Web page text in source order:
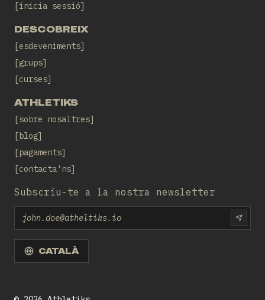
inicia sessió
DESCOBREIX
esdeveniments
grups
curses
ATHLETIKS
sobre nosaltres
blog
pagaments
contacta'ns
Subscriu-te a la nostra newsletter
Email
CATALÀ